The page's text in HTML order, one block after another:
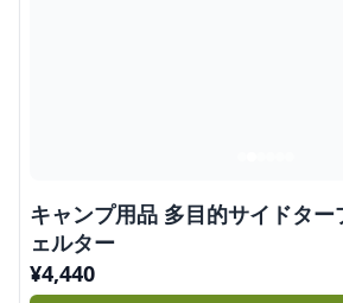
キャンプ用品 多目的サイドタープアウトドアシ
ェルター
¥4,440